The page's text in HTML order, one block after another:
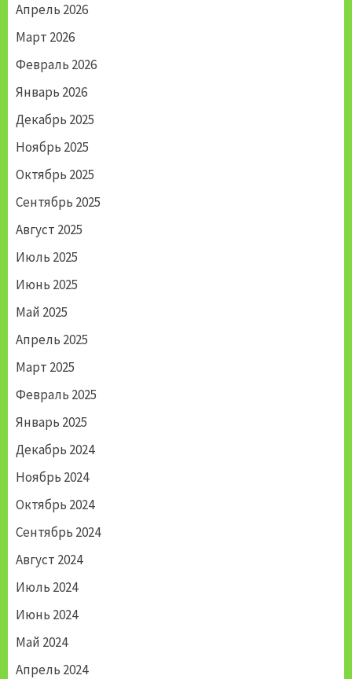
Апрель 2026
Март 2026
Февраль 2026
Январь 2026
Декабрь 2025
Ноябрь 2025
Октябрь 2025
Сентябрь 2025
Август 2025
Июль 2025
Июнь 2025
Май 2025
Апрель 2025
Март 2025
Февраль 2025
Январь 2025
Декабрь 2024
Ноябрь 2024
Октябрь 2024
Сентябрь 2024
Август 2024
Июль 2024
Июнь 2024
Май 2024
Апрель 2024